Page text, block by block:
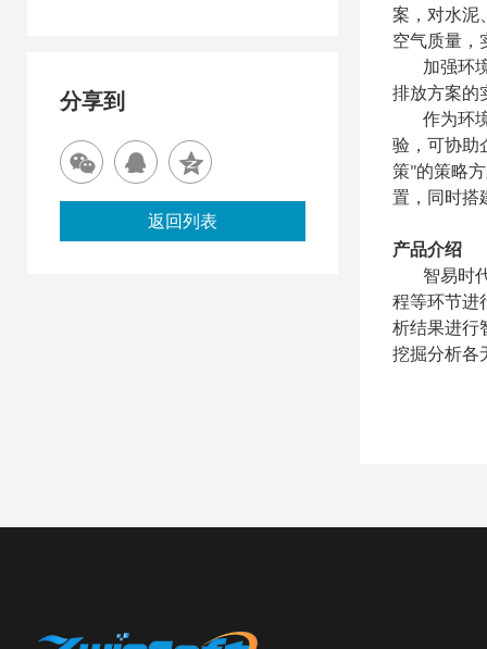
案，对水泥
空气质量，
加强环
排放方案的
作为环
验，可协助
策"的策略
置，同时搭
产品介绍
智易时
程等环节进
析结果进行
挖掘分析各
分享到
返回列表